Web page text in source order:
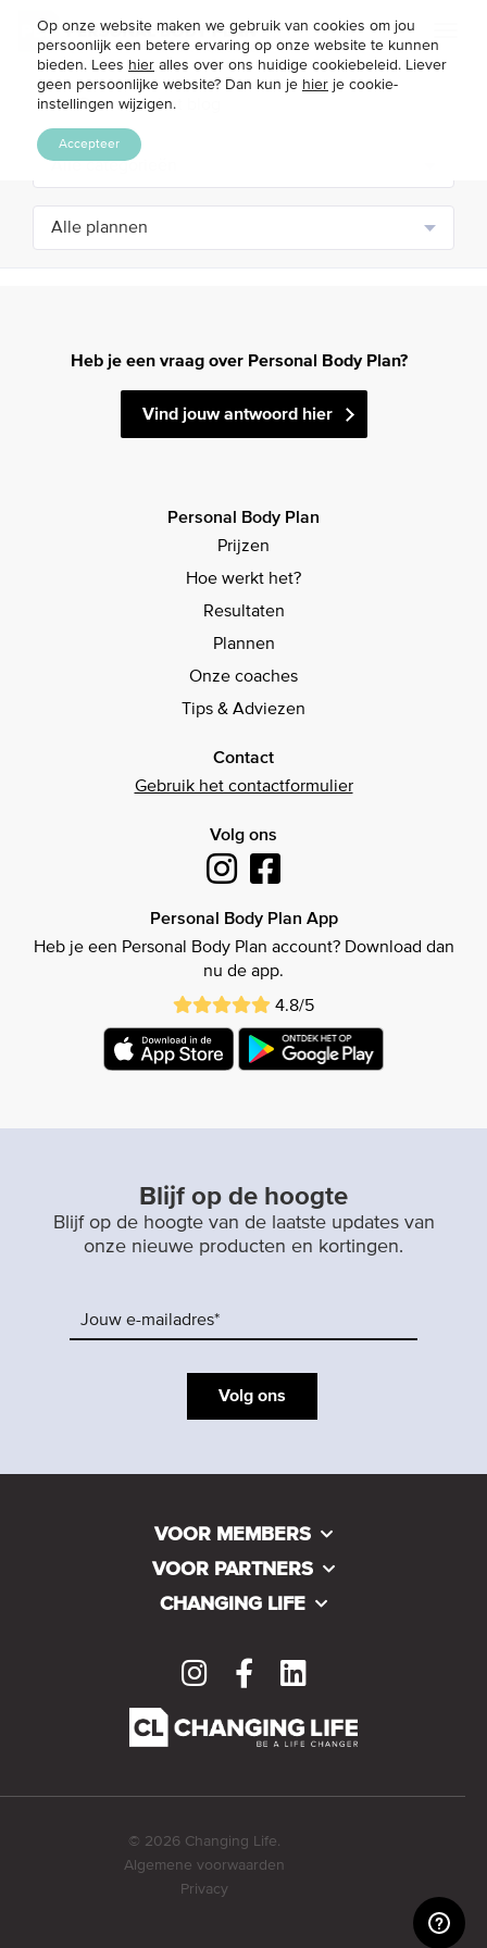
Heb je een vraag over Personal Body Plan?
Vind jouw antwoord hier
Personal Body Plan
Prijzen
Hoe werkt het?
Resultaten
Plannen
Onze coaches
Tips & Adviezen
Contact
Gebruik het contactformulier
Volg ons
Personal Body Plan App
Heb je een Personal Body Plan account? Download dan
nu de app.
4.8/5
Blijf op de hoogte
Blijf op de hoogte van de laatste updates van
onze nieuwe producten en kortingen.
Volg ons
VOOR MEMBERS
VOOR PARTNERS
CHANGING LIFE
© 2026 Changing Life.
Algemene voorwaarden
Privacy
Op onze website maken we gebruik van cookies om jou
persoonlijk een betere ervaring op onze website te kunnen
bieden. Lees hier alles over ons huidige cookiebeleid. Liever
geen persoonlijke website? Dan kun je hier je cookie-
instellingen wijzigen.
Accepteer